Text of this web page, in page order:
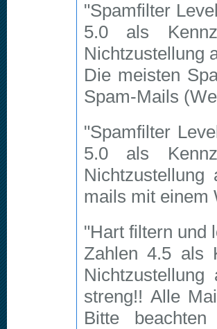
"Spamfilter
5.0 als
Nichtzustellung
Die meisten
Spam-Mails
"Spamfilter
5.0 als
mails mit einem
"Hart filtern und
Zahlen 4.5 als
streng!! Alle
Bitte